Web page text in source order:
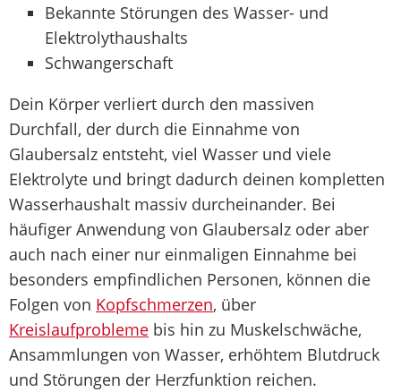
Bekannte Störungen des Wasser- und
Elektrolythaushalts
Schwangerschaft
Dein Körper verliert durch den massiven
Durchfall, der durch die Einnahme von
Glaubersalz entsteht, viel Wasser und viele
Elektrolyte und bringt dadurch deinen kompletten
Wasserhaushalt massiv durcheinander. Bei
häufiger Anwendung von Glaubersalz oder aber
auch nach einer nur einmaligen Einnahme bei
besonders empfindlichen Personen, können die
Folgen von Kopfschmerzen, über
Kreislaufprobleme bis hin zu Muskelschwäche,
Ansammlungen von Wasser, erhöhtem Blutdruck
und Störungen der Herzfunktion reichen.